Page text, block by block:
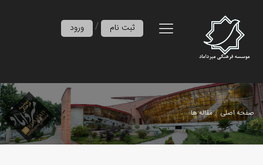
ورود / ثبت نام
صفحه اصلی مقاله ها